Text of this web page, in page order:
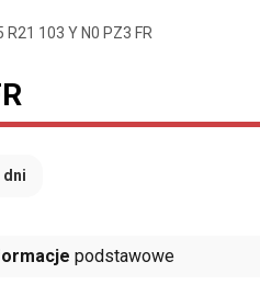
R21 103 Y N0 PZ3 FR
dni
podstawowe